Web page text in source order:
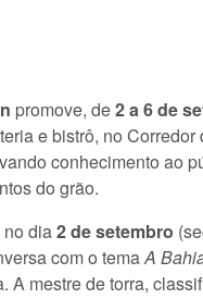
promove, de2 a 6 de
e bistrô, no Corredor
conhecimento ao
do grão.
no dia2 de setembro
com o temaA
A mestre de torra,